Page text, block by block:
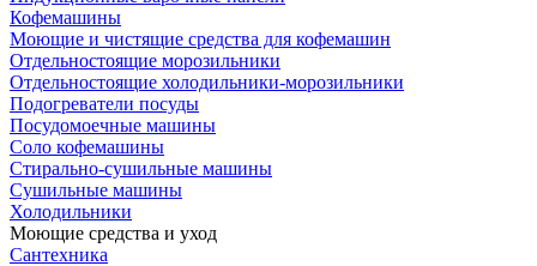
Кофемашины
Моющие и чистящие средства для кофемашин
Отдельностоящие морозильники
Отдельностоящие холодильники-морозильники
Подогреватели посуды
Посудомоечные машины
Соло кофемашины
Стирально-сушильные машины
Сушильные машины
Холодильники
Моющие средства и уход
Сантехника